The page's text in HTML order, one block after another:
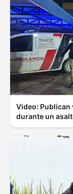
Video: Publican
durante un